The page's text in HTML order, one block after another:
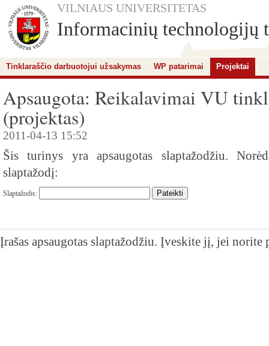
VILNIAUS UNIVERSITETAS
Informacinių technologijų
Tinklaraščio darbuotojui užsakymas WP patarimai Projektai
Apsaugota: Reikalavimai VU
(projektas)
2011-04-13 15:52
Šis turinys yra apsaugotas slaptažodžiu.
slaptažodį:
Slaptažodis:
Įrašas apsaugotas slaptažodžiu. Įveskite jį, jei norite